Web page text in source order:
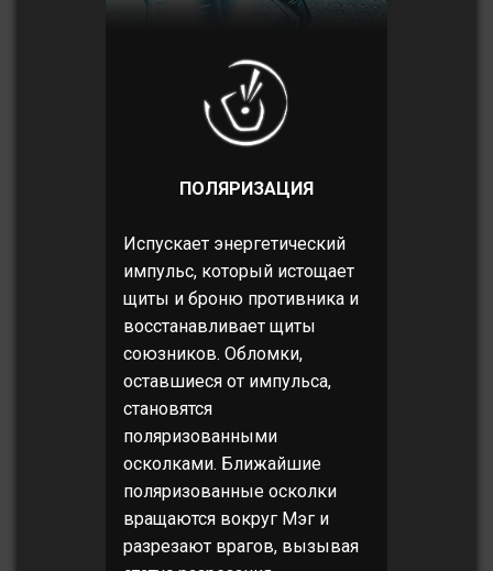
ПОЛЯРИЗАЦИЯ
Испускает энергетический
импульс, который истощает
щиты и броню противника и
восстанавливает щиты
союзников. Обломки,
оставшиеся от импульса,
становятся
поляризованными
осколками. Ближайшие
поляризованные осколки
вращаются вокруг Мэг и
разрезают врагов, вызывая